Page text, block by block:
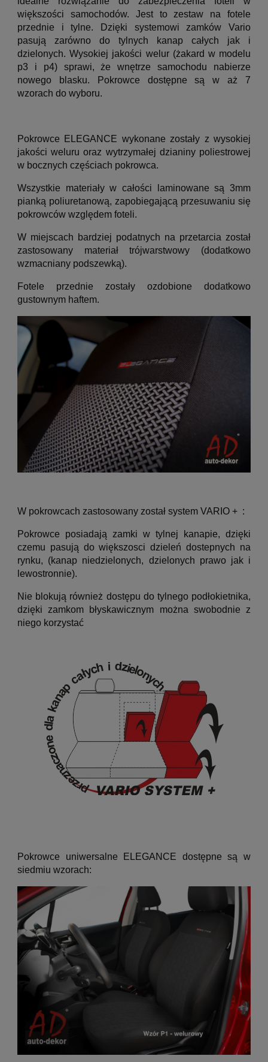
większości samochodów. Jest to zestaw na fotele
przednie i tylne. Dzięki systemowi zamków Vario
pasują zarówno do tylnych kanap całych jak i
dzielonych. Wysokiej jakości welur (żakard w modelu
p3 i p4) sprawi, że wnętrze samochodu nabierze
nowego blasku. Pokrowce dostępne są w aż 7
wzorach do wyboru.
Pokrowce ELEGANCE wykonane zostały z wysokiej
jakości weluru oraz wytrzymałej dzianiny poliestrowej
w bocznych częściach pokrowca.
Wszystkie materiały w całości laminowane są 3mm
pianką poliuretanową, zapobiegającą przesuwaniu się
pokrowców względem foteli.
W miejscach bardziej podatnych na przetarcia został
zastosowany materiał trójwarstwowy (dodatkowo
wzmacniany podszewką).
Fotele przednie zostały ozdobione dodatkowo
gustownym haftem.
W pokrowcach zastosowany został system VARIO + :
Pokrowce posiadają zamki w tylnej kanapie, dzięki
czemu pasują do większosci dzieleń dostepnych na
rynku, (kanap niedzielonych, dzielonych prawo jak i
lewostronnie).
Nie blokują również dostępu do tylnego podłokietnika,
dzięki zamkom błyskawicznym można swobodnie z
niego korzystać
Pokrowce uniwersalne ELEGANCE dostępne są w
siedmiu wzorach: